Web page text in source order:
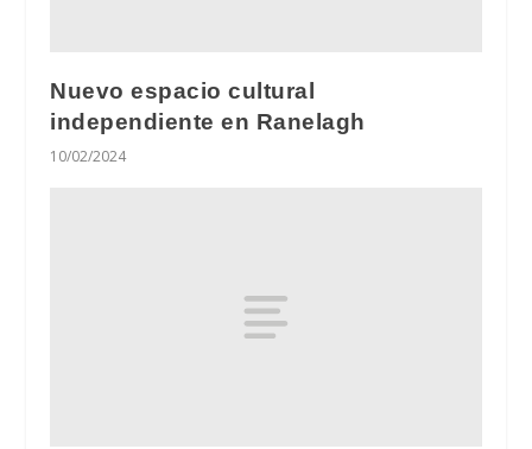
Nuevo espacio cultural
independiente en Ranelagh
10/02/2024